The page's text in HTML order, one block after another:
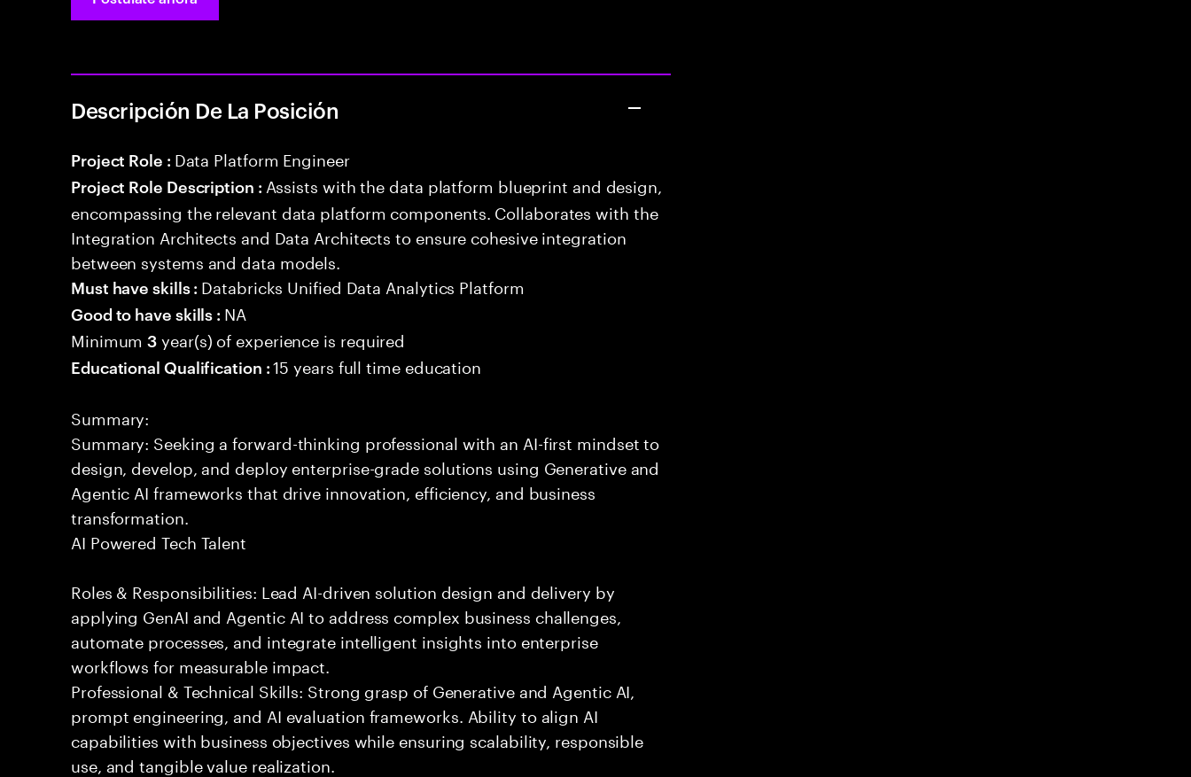
Descripción De La Posición
Project Role : Data Platform Engineer
Project Role Description : Assists with the data platform blueprint and design,
encompassing the relevant data platform components. Collaborates with the
Integration Architects and Data Architects to ensure cohesive integration
between systems and data models.
Must have skills : Databricks Unified Data Analytics Platform
Good to have skills : NA
Minimum3 year(s) of experience is required
Educational Qualification :15 years full time education
Summary:
Summary: Seeking a forward-thinking professional with an AI-first mindset to
design, develop, and deploy enterprise-grade solutions using Generative and
Agentic AI frameworks that drive innovation, efficiency, and business
transformation.
AI Powered Tech Talent
Roles & Responsibilities: Lead AI-driven solution design and delivery by
applying GenAI and Agentic AI to address complex business challenges,
automate processes, and integrate intelligent insights into enterprise
workflows for measurable impact.
Professional & Technical Skills: Strong grasp of Generative and Agentic AI,
prompt engineering, and AI evaluation frameworks. Ability to align AI
capabilities with business objectives while ensuring scalability, responsible
use, and tangible value realization.